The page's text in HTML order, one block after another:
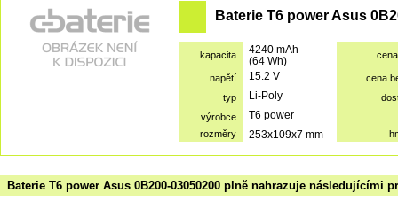
Baterie T6 power Asus
kapacita
4240 mAh
(64 Wh)
napětí 15.2 V
cena
typ
Li-Poly
výrobce
T6 power
rozměry 253x109x7 mm
Baterie T6 power Asus 0B200-03050200 plně nahrazuje následujícími